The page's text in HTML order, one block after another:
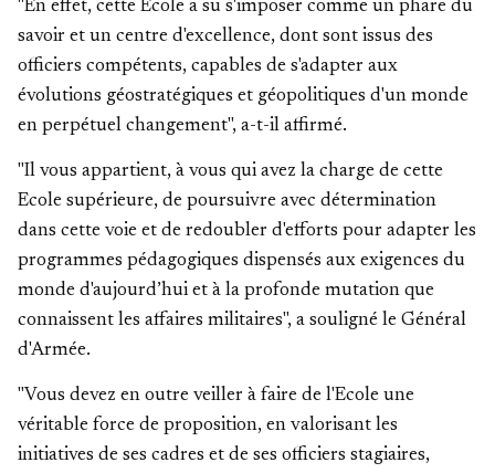
"En effet, cette Ecole a su s'imposer comme un phare du
savoir et un centre d'excellence, dont sont issus des
officiers compétents, capables de s'adapter aux
évolutions géostratégiques et géopolitiques d'un monde
en perpétuel changement", a-t-il affirmé.
"Il vous appartient, à vous qui avez la charge de cette
Ecole supérieure, de poursuivre avec détermination
dans cette voie et de redoubler d'efforts pour adapter les
programmes pédagogiques dispensés aux exigences du
monde d'aujourd’hui et à la profonde mutation que
connaissent les affaires militaires", a souligné le Général
d'Armée.
"Vous devez en outre veiller à faire de l'Ecole une
véritable force de proposition, en valorisant les
initiatives de ses cadres et de ses officiers stagiaires,